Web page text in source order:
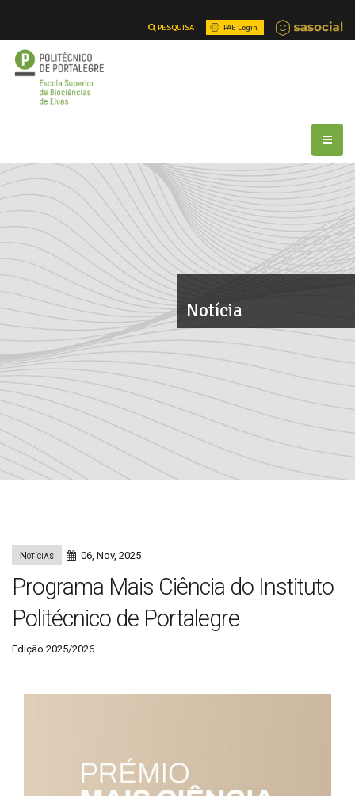
PAE Login
PESQUISA
Notícia
Notícias 06, Nov, 2025
Programa Mais Ciência do Instituto
Politécnico de Portalegre
Edição 2025/2026